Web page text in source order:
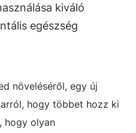
kiváló
egészség
növeléséről, egy új
hogy többet hozz ki
hogy olyan